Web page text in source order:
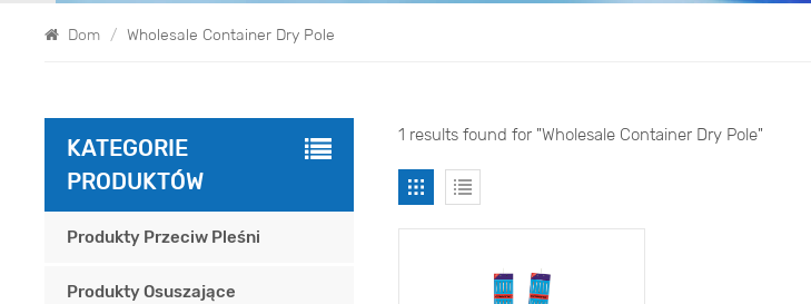
Dom / Wholesale Container Dry Pole
1 results found for "Wholesale Container Dry Pole"
KATEGORIE
PRODUKTÓW
Produkty Przeciw Pleśni
Produkty Osuszające